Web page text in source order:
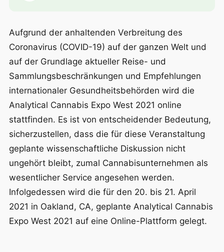
Aufgrund der anhaltenden Verbreitung des
Coronavirus (COVID-19) auf der ganzen Welt und
auf der Grundlage aktueller Reise- und
Sammlungsbeschränkungen und Empfehlungen
internationaler Gesundheitsbehörden wird die
Analytical Cannabis Expo West 2021 online
stattfinden. Es ist von entscheidender Bedeutung,
sicherzustellen, dass die für diese Veranstaltung
geplante wissenschaftliche Diskussion nicht
ungehört bleibt, zumal Cannabisunternehmen als
wesentlicher Service angesehen werden.
Infolgedessen wird die für den 20. bis 21. April
2021 in Oakland, CA, geplante Analytical Cannabis
Expo West 2021 auf eine Online-Plattform gelegt.